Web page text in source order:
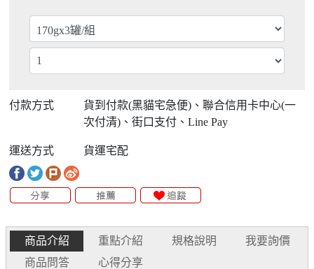
付款方式
貨到付款(黑貓宅急便)、聯合信用卡中心(一
次付清)、街口支付、Line Pay
運送方式 貨運宅配
商品介紹 重點介紹 規格說明
我要詢價
商品問答
心得分享